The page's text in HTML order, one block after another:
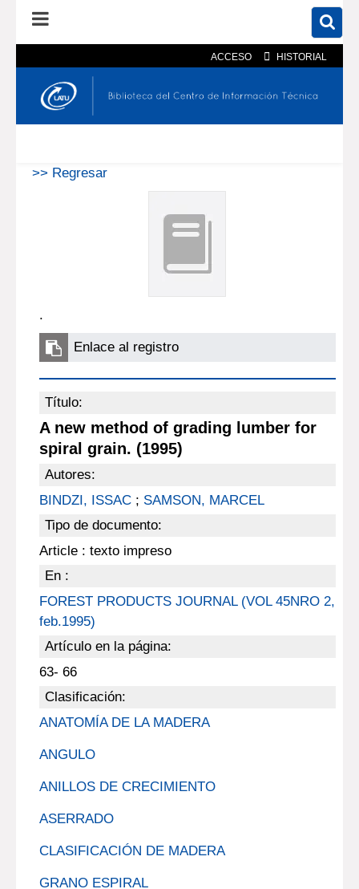
ACCESO HISTORIAL
En el catálogo En el sitio
>> Regresar
.
Enlace al registro
Título:
A new method of grading lumber for
spiral grain. (1995)
Autores:
BINDZI, ISSAC; SAMSON, MARCEL
Tipo de documento:
Article : texto impreso
En :
FOREST PRODUCTS JOURNAL (VOL 45NRO 2,
feb.1995)
Artículo en la página:
63- 66
Clasificación:
ANATOMÍA DE LA MADERA
ANGULO
ANILLOS DE CRECIMIENTO
ASERRADO
CLASIFICACIÓN DE MADERA
GRANO ESPIRAL